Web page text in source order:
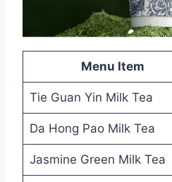
Menu Item
Tie Guan Yin Milk Tea
Da Hong Pao Milk Tea
Jasmine Green Milk Tea